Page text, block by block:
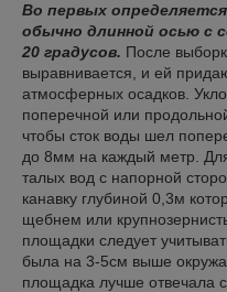
Во первых
обычно длинной осью с
20 градусов. После
выравнивается, и ей
атмосферных осадков.
поперечной или
чтобы сток воды шел
до 8мм на каждый метр.
талых вод с напорной
канавку глубиной 0,3м
щебнем или
площадки следует
была на 3-5см выше
площадка лучше отвечала